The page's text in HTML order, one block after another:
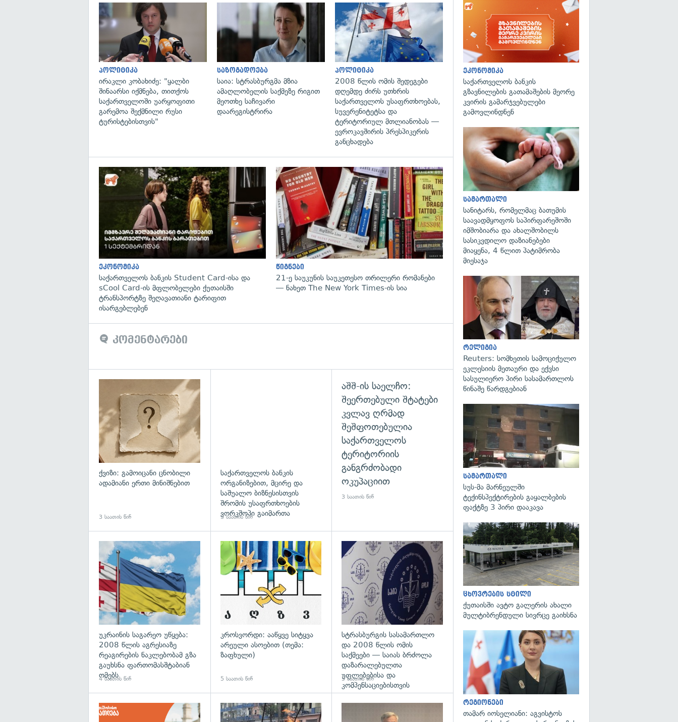
გადახედვა
პოლიტიკა
ირაკლი კობახიძე: "ყალბი
შინაარსი იქმნება, თითქოს
საქართველოში უარყოფითი
გარემოა შექმნილი რუსი
ტურისტებისთვის"
გადახედვა
საზოგადოება
საია: სტრასბურგმა მზია
ამაღლობელის საქმეზე რიგით
მეოთხე საჩივარი
დაარეგისტრირა
გადახედვა
პოლიტიკა
2008 წლის ომის შედეგები
დღემდე ძირს უთხრის
საქართველოს უსაფრთხოებას,
სუვერენიტეტსა და
ტერიტორიულ მთლიანობას —
ევროკავშირის პრესპიკერის
განცხადება
ეკონომიკა
საქართველოს ბანკის Student Card-ისა და
sCool Card-ის მფლობელები ქუთაისში
ტრანსპორტზე შეღავათიანი ტარიფით
ისარგებლებენ
გადახედვა
წიგნები
21-ე საუკუნის საუკეთესო თრილერი რომანები
— ნახეთ The New York Times-ის სია
კომენტარები
ქვიზი: გამოიცანი ცნობილი
ადამიანი ერთი მინიშნებით
3 საათის წინ
საქართველოს ბანკის
ორგანიზებით, მცირე და
საშუალო ბიზნესისთვის
შრომის უსაფრთხოების
ვორკშოპი გაიმართა
3 საათის წინ
აშშ-ის საელჩო:
შეერთებული შტატები
კვლავ ღრმად
შეშფოთებულია
საქართველოს
ტერიტორიის
განგრძობადი
ოკუპაციით
3 საათის წინ
გადახედვა
უკრაინის საგარეო უწყება:
2008 წლის აგრესიაზე
რეაგირების ნაკლებობამ გზა
გაუხსნა ფართომასშტაბიან
ომებს
4 საათის წინ
გადახედვა
კროსვორდი: ააწყვე სიტყვა
არეული ასოებით (თემა:
ზაფხული)
5 საათის წინ
გადახედვა
სტრასბურგის სასამართლო
და 2008 წლის ომის
საქმეები — საიას ბრძოლა
დაზარალებულთა
უფლებებისა და
კომპენსაციებისთვის
5 საათის წინ
გადახედვა
ეკონომიკა
საქართველოს ბანკის
გზავნილების გათამაშების მეორე
კვირის გამარჯვებულები
გამოვლინდნენ
სამართალი
სანიტარს, რომელმაც ბათუმის
საავადმყოფოს საპირფარეშოში
იმშობიარა და ახალშობილს
სასიკვდილო დაზიანებები
მიაყენა, 4 წლით პატიმრობა
მიესაჯა
რელიგია
Reuters: სომხეთის სამოციქულო
ეკლესიის მეთაური და ექვსი
სასულიერო პირი სასამართლოს
წინაშე წარდგებიან
სამართალი
სუს-მა მარნეულში
ტექინსპექტირების გაყალბების
ფაქტზე 3 პირი დააკავა
ცხოვრების სტილი
ქუთაისში ავტო გალერის ახალი
მულტიბრენდული სივრცე გაიხსნა
რეგიონები
თამარ იოსელიანი: აგვისტოს